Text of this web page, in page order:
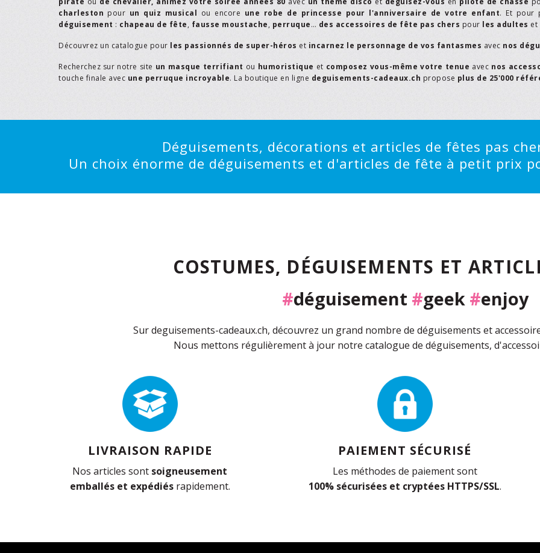
charleston pour un quiz musical ou encore une robe de princesse pour l'anniversaire de votre enfant. Et pour
déguisement : chapeau de fête, fausse moustache, perruque… des accessoires de fête pas chers pour les adultes et
Découvrez un catalogue pour les passionnés de super-héros et incarnez le personnage de vos fantasmes avec nos
Recherchez sur notre site un masque terrifiant ou humoristique et composez vous-même votre tenue avec nos
touche finale avec une perruque incroyable. La boutique en ligne deguisements-cadeaux.ch propose plus de 25'000
Déguisements, décorations et articles de fêtes pas
Un choix énorme de déguisements et d'articles de fête à petit prix
COSTUMES, DÉGUISEMENTS ET
#déguisement #geek #enjoy
Sur deguisements-cadeaux.ch, découvrez un grand nombre de déguisements et
Nous mettons régulièrement à jour notre catalogue de déguisements,
LIVRAISON RAPIDE
Nos articles sont soigneusement
emballés et expédiésrapidement.
PAIEMENT SÉCURISÉ
Les méthodes de paiement sont
100% sécurisées et cryptées HTTPS/SSL.